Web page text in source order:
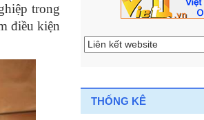
trong
điều kiện
THỐNG KÊ